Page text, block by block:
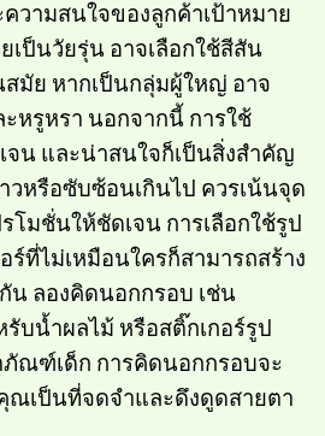
วามสนใจของลูกค้าเป้าหมาย
เป็นวัยรุ่น อาจเลือกใช้สีสัน
มัย หากเป็นกลุ่มผู้ใหญ่ อาจ
หรูหรา นอกจากนี้ การใช้
น และน่าสนใจก็เป็นสิ่งสำคัญ
วหรือซับซ้อนเกินไป ควรเน้นจุด
โมชั่นให้ชัดเจน การเลือกใช้รูป
ที่ไม่เหมือนใครก็สามารถสร้าง
น ลองคิดนอกกรอบ เช่น
บน้ำผลไม้ หรือสติ๊กเกอร์รูป
ณฑ์เด็ก การคิดนอกกรอบจะ
ณเป็นที่จดจำและดึงดูดสายตา